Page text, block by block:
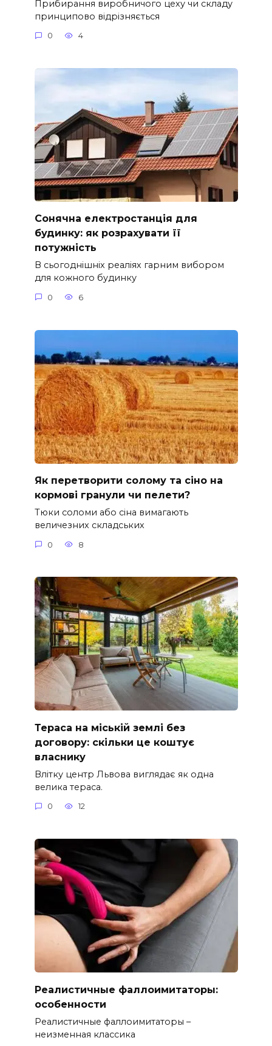
Прибирання виробничого цеху чи складу
принципово відрізняється
0 4
Сонячна електростанція для
будинку: як розрахувати її
потужність
В сьогоднішніх реаліях гарним вибором
для кожного будинку
0 6
Як перетворити солому та сіно на
кормові гранули чи пелети?
Тюки соломи або сіна вимагають
величезних складських
0 8
Тераса на міській землі без
договору: скільки це коштує
власнику
Влітку центр Львова виглядає як одна
велика тераса.
0 12
Реалистичные фаллоимитаторы:
особенности
Реалистичные фаллоимитаторы –
неизменная классика